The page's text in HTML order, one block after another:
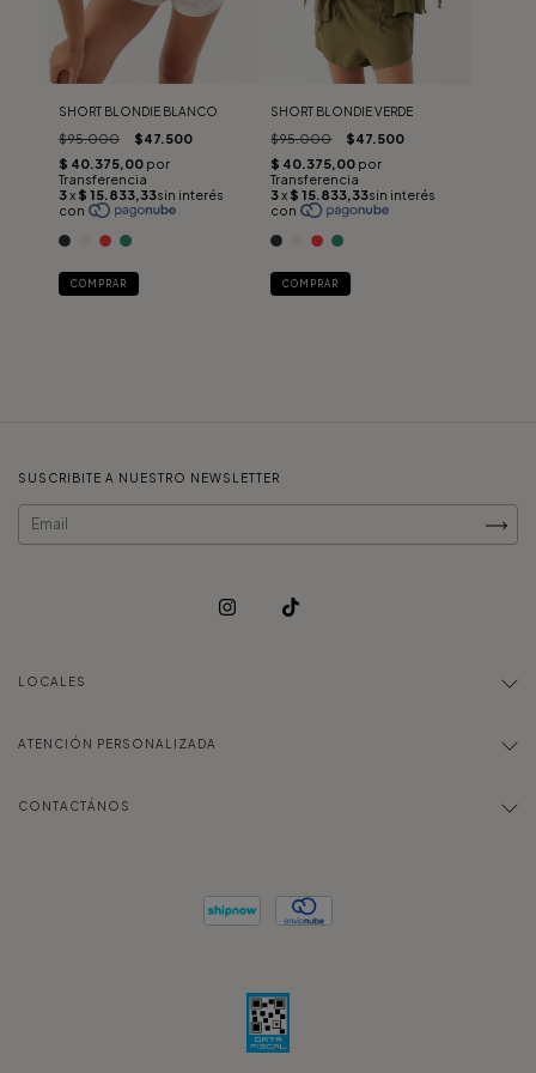
No la laves en lavarropas ni la centrifugues, eso puede dañar su tela.
Evitá el roce con superficies ásperas.
Hecho en Argentina con pasión y dedicación.
SHORT BLONDIE BLANCO
$95.000 $47.500
COMPRAR
SHORT BLONDIE VERDE
$95.000 $47.500
COMPRAR
SUSCRIBITE A NUESTRO NEWSLETTER
LOCALES
ATENCIÓN PERSONALIZADA
CONTACTÁNOS